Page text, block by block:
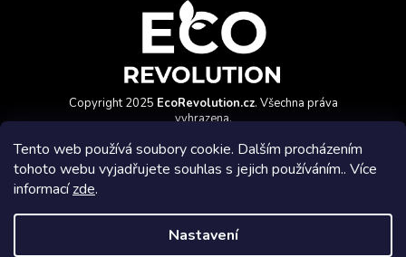
Tento web používá soubory cookie. Dalším procházením
tohoto webu vyjadřujete souhlas s jejich používáním.. Více
informacízde.
Nastavení
Copyright 2025 EcoRevolution.cz. Všechna práva
vyhrazena.